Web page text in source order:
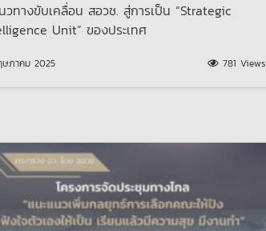
วทางขับเคลื่อน สอวช. สู่การเป็น “Strategic
Unit” ของประเทศ
ภาคม 2025 781 Views